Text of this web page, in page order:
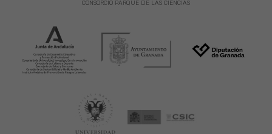
CONSORCIO PARQUE DE LAS CIENCIAS